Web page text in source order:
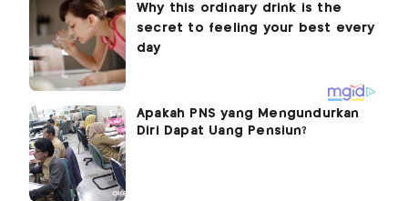
Apakah PNS yang Mengundurkan
Diri Dapat Uang Pensiun?